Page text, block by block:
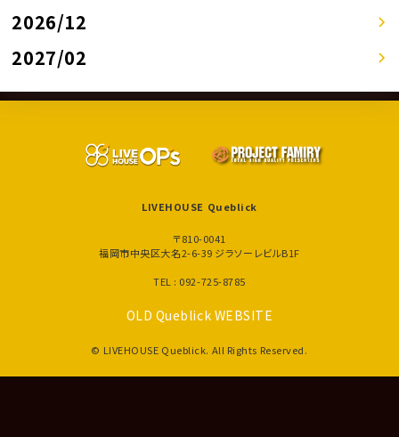
2026/12
2027/02
LIVEHOUSE Queblick
〒810-0041
福岡市中央区大名2-6-39 ジラソーレビルB1F
TEL : 092-725-8785
OLD Queblick WEBSITE
© LIVEHOUSE Queblick. All Rights Reserved.